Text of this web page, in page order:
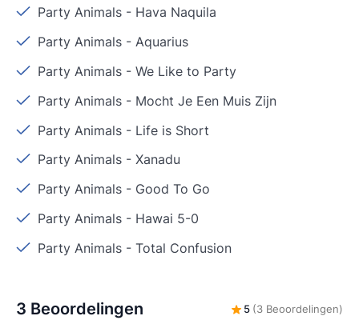
Party Animals - Hava Naquila
Party Animals -Aquarius
Party Animals -We Like to Party
Party Animals - Mocht Je Een Muis Zijn
Party Animals - Life is Short
Party Animals -Xanadu
Party Animals - Good To Go
Party Animals - Hawai 5-0
Party Animals -Total Confusion
3 Beoordelingen 5 (3 Beoordelingen)